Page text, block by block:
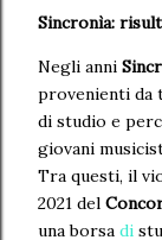
Sincronìa:
Negli anni
provenienti da
di studio e
giovani
Tra questi, il
2021 del
una borsa di